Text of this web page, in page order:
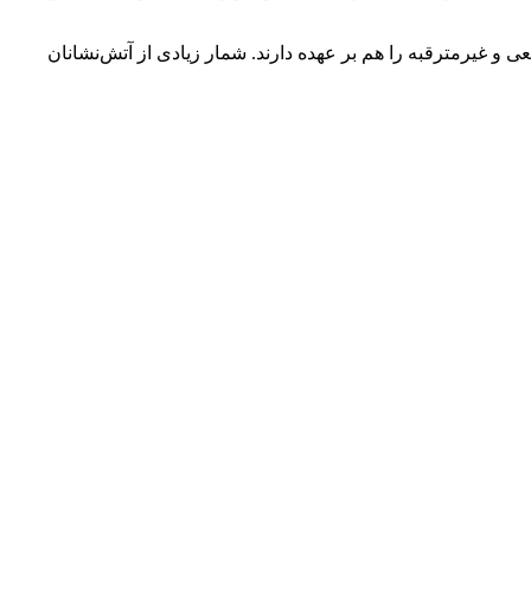
غیرمترقبه را هم بر عهده دارند. شمار زیادی از آتش‌نشانان